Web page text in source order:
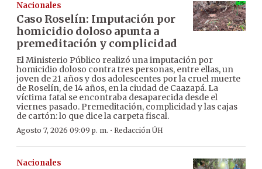
Nacionales
Caso Roselín: Imputación por
homicidio doloso apunta a
premeditación y complicidad
El Ministerio Público realizó una imputación por
homicidio doloso contra tres personas, entre ellas, un
joven de 21 años y dos adolescentes por la cruel muerte
de Roselín, de 14 años, en la ciudad de Caazapá. La
víctima fatal se encontraba desaparecida desde el
viernes pasado. Premeditación, complicidad y las cajas
de cartón: lo que dice la carpeta fiscal.
Agosto 7, 2026 09:09 p. m. · Redacción ÚH
Nacionales